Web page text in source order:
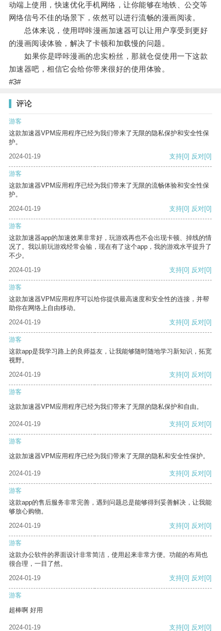
动端上使用，快速优化手机网络，让你能够在地铁、公交等
网络信号不佳的场景下，依然可以进行流畅的漫画阅读。
总体来说，使用哔咔漫画加速器可以让用户享受到更好
的漫画阅读体验，解决了卡顿和加载慢的问题。
如果你是哔咔漫画的忠实粉丝，那就仓促使用一下这款
加速器吧，相信它会给你带来很好的使用体验。
#3#
评论
游客
这款加速器VPM应用程序已经为我们带来了无限的隐私保护和安全性保
护。
2024-01-19
支持[0] 反对[0]
游客
这款加速器VPM应用程序已经为我们带来了无限的流畅体验和安全性保
护。
2024-01-19
支持[0] 反对[0]
游客
这款加速器app的加速效果非常好，玩游戏再也不会出现卡顿、掉线的情
况了。我以前玩游戏经常会输，现在有了这个app，我的游戏水平提升了
不少。
2024-01-19
支持[0] 反对[0]
游客
这款加速器VPM应用程序可以给你提供最高速度和安全性的连接，并帮
助你在网络上自由移动。
2024-01-19
支持[0] 反对[0]
游客
这款app是我学习路上的良师益友，让我能够随时随地学习新知识，拓宽
视野。
2024-01-19
支持[0] 反对[0]
游客
这款加速器VPM应用程序已经为我们带来了无限的隐私保护和自由。
2024-01-19 支持[0] 反对[0]
游客
这款加速器VPM应用程序已经为我们带来了无限的隐私和安全性保护。
2024-01-19 支持[0] 反对[0]
游客
这款app的售后服务非常完善，遇到问题总是能够得到妥善解决，让我能
够放心购物。
2024-01-19
支持[0] 反对[0]
游客
这款办公软件的界面设计非常简洁，使用起来非常方便。功能的布局也
很合理，一目了然。
2024-01-19
支持[0] 反对[0]
游客
超棒啊 好用
2024-01-19 支持[0] 反对[0]